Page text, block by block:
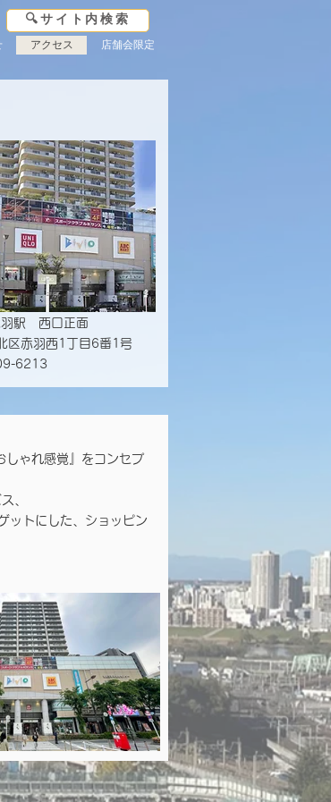
アクセス 店舗会限定
🔍サイト内検索
羽駅 西口正面
区赤羽西1丁目6番1号
6213
しゃれ感覚』をコンセプ
、
ットにした、ショッピン